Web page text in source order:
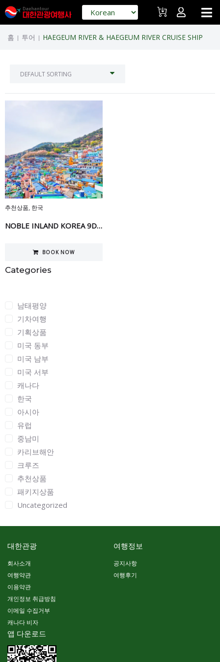
홈 | 투어 | HAEGEUM RIVER & HAEGEUM RIVER CRUISE SHIP
Categories
남태평양
기차여행
기획상품
미국 동부
미국 남부
미국 서부
캐나다
한국
아시아
유럽
중남미
카리브해안
크루즈
추천상품
패키지상품
Uncategorized
추천상품, 한국
NOBLE INLAND KOREA 9DAY
BOOK NOW
대한관광
회사소개
여행약관
이용약관
개인정보 취급방침
이메일 수집거부
캐나다 비자
여행정보
공지사항
여행후기
앱 다운로드